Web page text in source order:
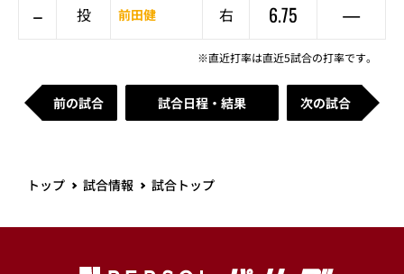
–
投 前田健 右 6.75 —
※直近打率は直近5試合の打率です。
前の試合 試合日程・結果 次の試合
トップ 試合情報 試合トップ